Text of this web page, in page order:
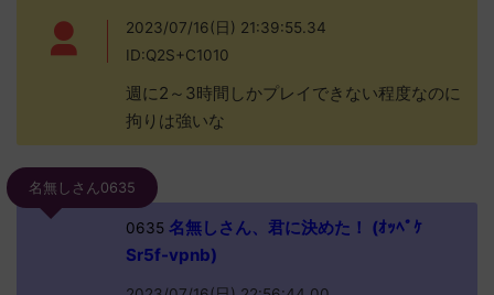
2023/07/16(日) 21:39:55.34
ID:Q2S+C1010
週に2～3時間しかプレイできない程度なのに
拘りは強いな
名無しさん0635
0635名無しさん、君に決めた！ (ｵｯﾍﾟｹ
Sr5f-vpnb)